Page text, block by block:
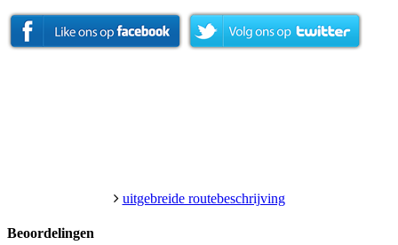
uitgebreide routebeschrijving
Beoordelingen